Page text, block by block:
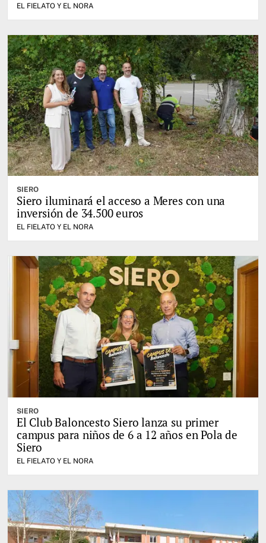
EL FIELATO Y EL NORA
SIERO
Siero iluminará el acceso a Meres con una
inversión de 34.500 euros
EL FIELATO Y EL NORA
SIERO
El Club Baloncesto Siero lanza su primer
campus para niños de 6 a 12 años en Pola de
Siero
EL FIELATO Y EL NORA